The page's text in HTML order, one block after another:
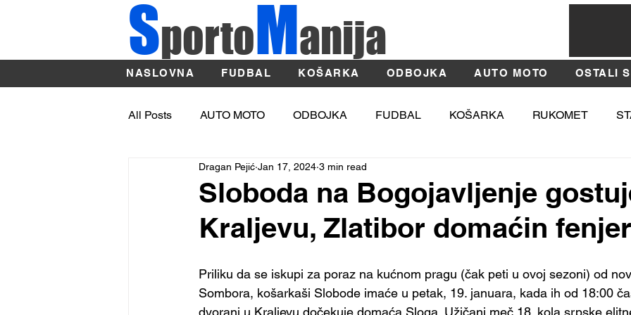
SportoManija
NASLOVNA FUDBAL KOŠARKA ODBOJKA AUTO MOTO OSTALI
All Posts AUTO MOTO ODBOJKA FUDBAL KOŠARKA RUKOMET
OSTALI SPORTOVI ATLETIKA MOSI
BASKET
Sloboda na Bogojavljenje
Kraljevu, Zlatibor domaćin
Dragan Pejić Jan 17, 2024 3 min read
Priliku da se iskupi za poraz na kućnom pragu (čak peti u ovoj sezoni) od
Sombora, košarkaši Slobode imaće u petak, 19. januara, kada ih od 18:00
dvorani u Kraljevu dočekuje domaća Sloga. Užičani meč 18. kola srpske